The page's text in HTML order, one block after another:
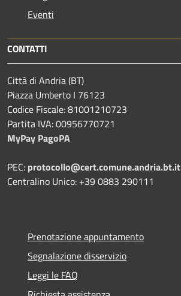
Eventi
CONTATTI
Città di Andria (BT)
Piazza Umberto I 76123
Codice Fiscale: 81001210723
Partita IVA: 00956770721
MyPay PagoPA
PEC: protocollo@cert.comune.andria.bt.it
Centralino Unico: +39 0883 290111
Prenotazione appuntamento
Segnalazione disservizio
Leggi le FAQ